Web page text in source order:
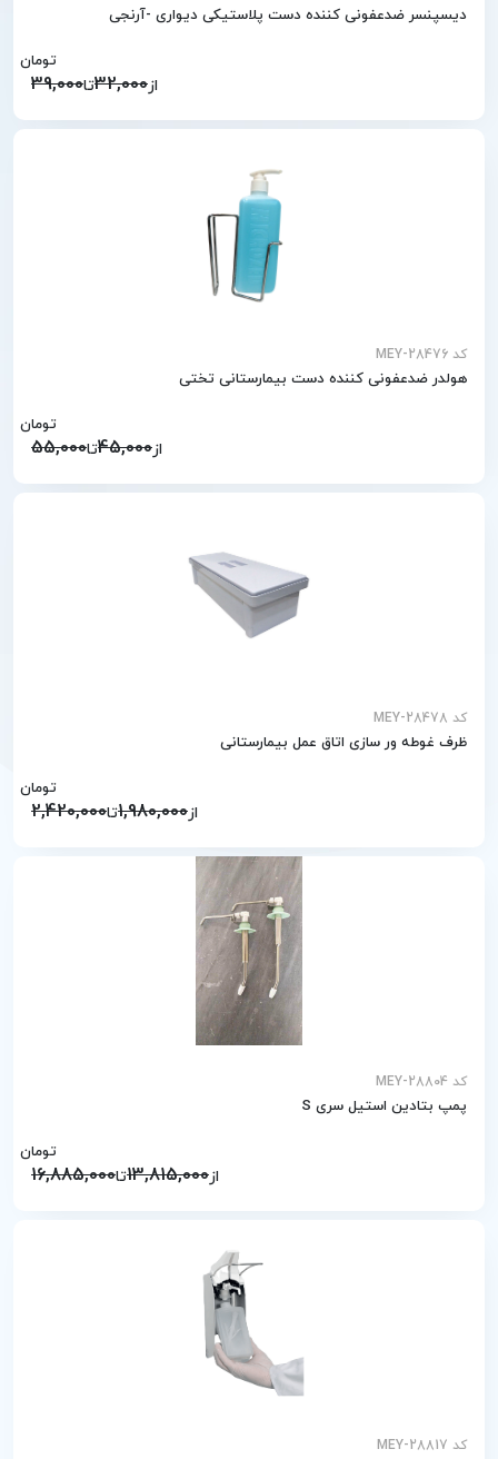
دیسپنسر ضدعفونی کننده دست پلاستیکی دیواری -آرنجی
از32,000تا39,000
تومان
کد MEY-28476
هولدر ضدعفونی کننده دست بیمارستانی تختی
از45,000تا55,000
تومان
کد MEY-28478
ظرف غوطه ور سازی اتاق عمل بیمارستانی
از1,980,000تا2,420,000
تومان
کد MEY-28804
پمپ بتادین استیل سری S
از13,815,000تا16,885,000
تومان
کد MEY-28817